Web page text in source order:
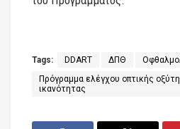
Tags: DDART ΔΠΘ
Πρόγραμμα ελέγχου οπτικής
ικανότητας